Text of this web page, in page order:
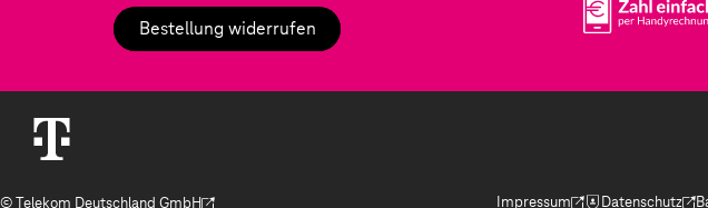
Bestellung widerrufen
© Telekom Deutschland GmbH Impressum Datenschutz